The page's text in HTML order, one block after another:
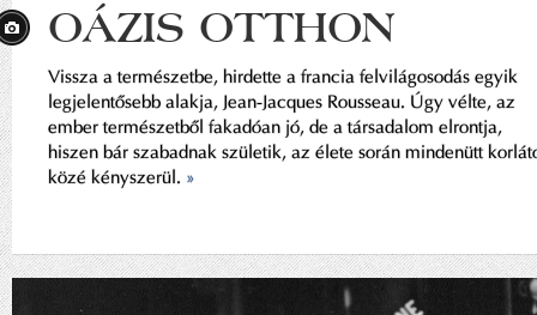
OÁZIS OTTHON
Vissza a természetbe, hirdette a francia felvilágosodás egyik
legjelentősebb alakja, Jean-Jacques Rousseau. Úgy vélte, az
ember természetből fakadóan jó, de a társadalom elrontja,
hiszen bár szabadnak születik, az élete során mindenütt
közé kényszerül. »